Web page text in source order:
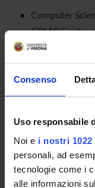
Consenso
Uso responsabile
Noi e i nostri
personali, ad
tecnologie come i
alle informazioni
Computer
CBMC Centro
Museo
ECDL Test
LABORATORI
SPIN OFF E
Contatti
Persone